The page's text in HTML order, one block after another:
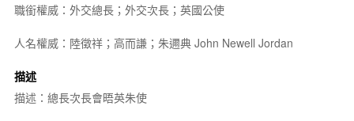
職銜權威：外交總長；外交次長；英國公使
人名權威：陸徵祥；高而謙；朱邇典 John Newell Jordan
描述
描述：總長次長會晤英朱使